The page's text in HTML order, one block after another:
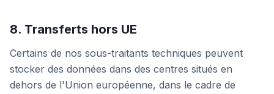
8. Transferts hors UE
Certains de nos sous-traitants techniques peuvent
stocker des données dans des centres situés en
dehors de l'Union européenne, dans le cadre de